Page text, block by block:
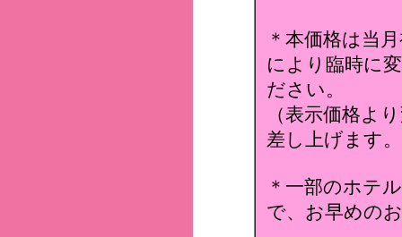
＊本価格は当
により臨時に
ださい。
（表示価格よ
差し上げます
＊一部のホテ
で、お早めの